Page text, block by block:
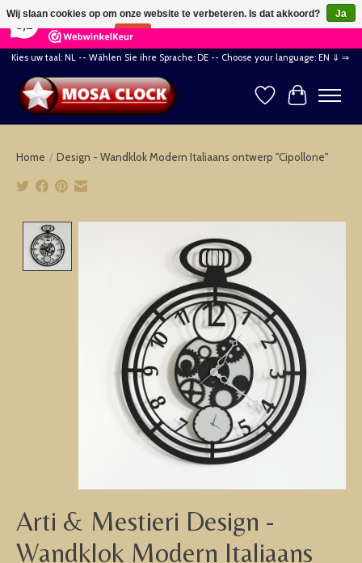
164 Reviews ×
Kies uw taal: NL -- Wählen Sie ihre Sprache: DE -- Choose your language: EN ⇓ ⇒
Verlanglijst
Home / Design - Wandklok Modern Italiaans ontwerp "Cipollone"
Arti & Mestieri Design -
Wandklok Modern Italiaans
Wij slaan cookies op om onze website te verbeteren. Is dat akkoord?
Ja
Nee